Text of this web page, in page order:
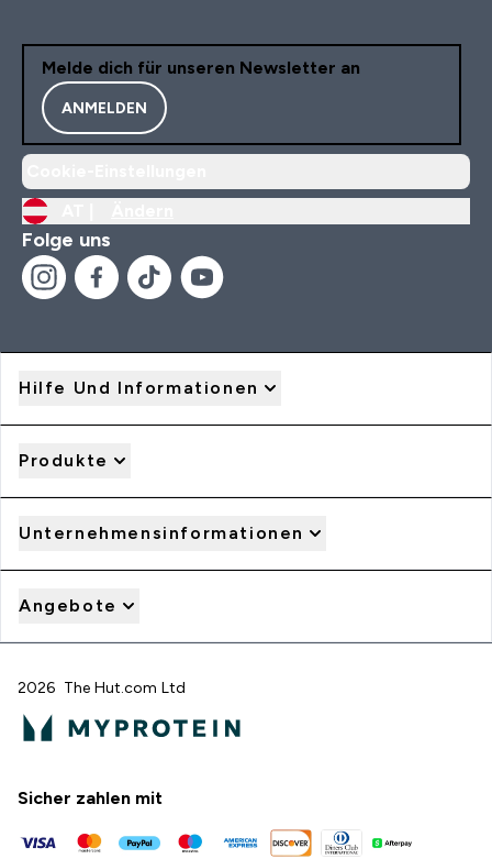
Melde dich für unseren Newsletter an
ANMELDEN
Folge uns
Hilfe Und Informationen
Produkte
Unternehmensinformationen
Angebote
2026 The Hut.com Ltd
Sicher zahlen mit